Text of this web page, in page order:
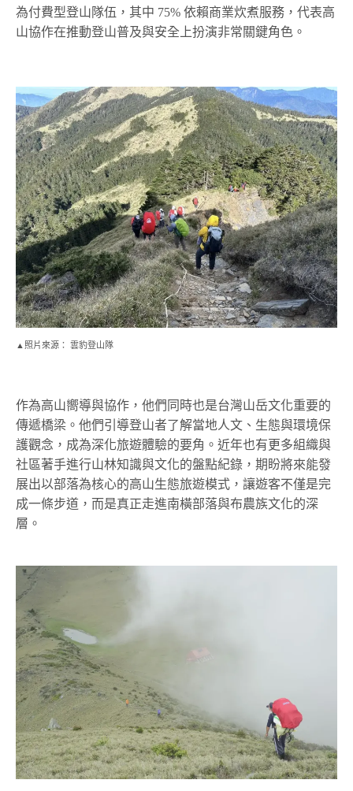
為付費型登山隊伍，其中 75% 依賴商業炊煮服務，代表高
山協作在推動登山普及與安全上扮演非常關鍵角色。
▲照片來源： 雲豹登山隊
作為高山嚮導與協作，他們同時也是台灣山岳文化重要的
傳遞橋梁。他們引導登山者了解當地人文、生態與環境保
護觀念，成為深化旅遊體驗的要角。近年也有更多組織與
社區著手進行山林知識與文化的盤點紀錄，期盼將來能發
展出以部落為核心的高山生態旅遊模式，讓遊客不僅是完
成一條步道，而是真正走進南橫部落與布農族文化的深
層。